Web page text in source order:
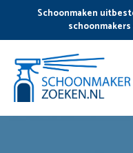
de
inhoud
Schoonmaken